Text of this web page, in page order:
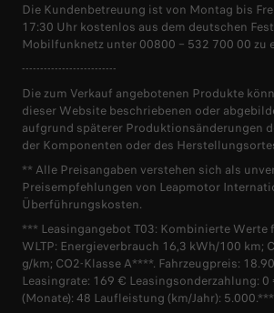
Die Kundenbetreuung ist von Montag bis
17:30 Uhr kostenlos aus dem deutschen
Mobilfunknetz unter 00800 – 532 700 00 zu
--------------------------
Die zum Verkauf angebotenen Produkte
dieser Website beschriebenen oder
aufgrund späterer Produktionsänderungen
der Komponenten oder des
** Alle Preisangaben verstehen sich als
Preisempfehlungen von Leapmotor
Überführungskosten.
*** Leasingangebot T03: Kombinierte Werte
WLTP: Energieverbrauch 16,3 kWh/100 km;
g/km; CO2-Klasse A****. Fahrzeugpreis:
Leasingrate: 169 € Leasingsonderzahlung: 0
(Monate): 48 Laufleistung (km/Jahr):